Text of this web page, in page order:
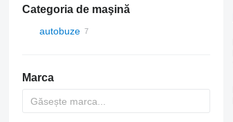
Categoria de maşină
autobuze
Marca